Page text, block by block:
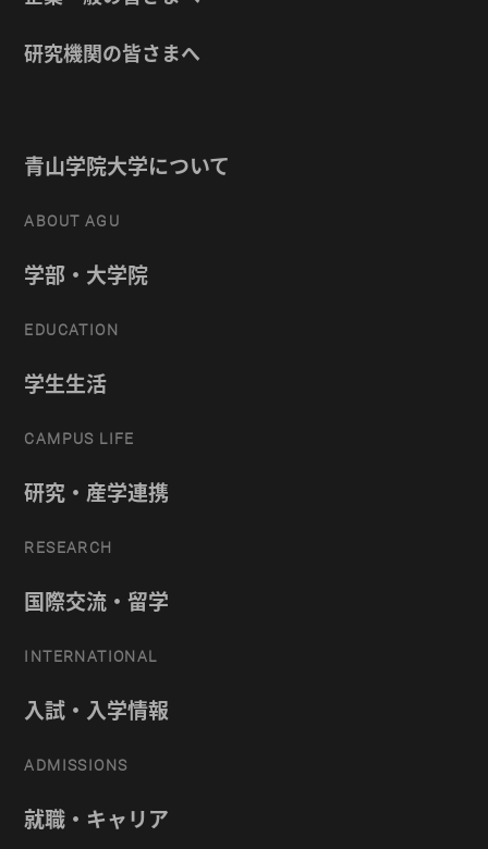
研究機関の皆さまへ
青山学院大学について
ABOUT AGU
学部・大学院
EDUCATION
学生生活
CAMPUS LIFE
研究・産学連携
RESEARCH
国際交流・留学
INTERNATIONAL
入試・入学情報
ADMISSIONS
就職・キャリア